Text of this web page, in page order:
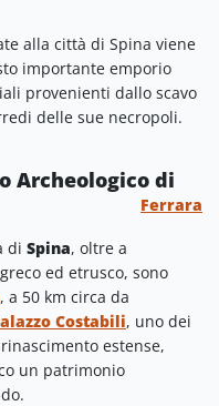
alla città di Spina viene
importante emporio
provenienti dallo scavo
delle sue necropoli.
Archeologico di
Ferrara
di Spina, oltre a
ed etrusco, sono
, a 50 km circa da
Costabili, uno dei
estense,
un patrimonio